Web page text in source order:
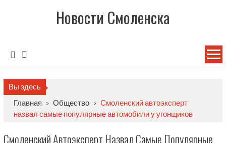
Новости Смоленска
Вы здесь
Главная > Общество > Смоленский автоэксперт
назвал самые популярные автомобили у угонщиков
Смоленский Автоэксперт Назвал Самые Популярные